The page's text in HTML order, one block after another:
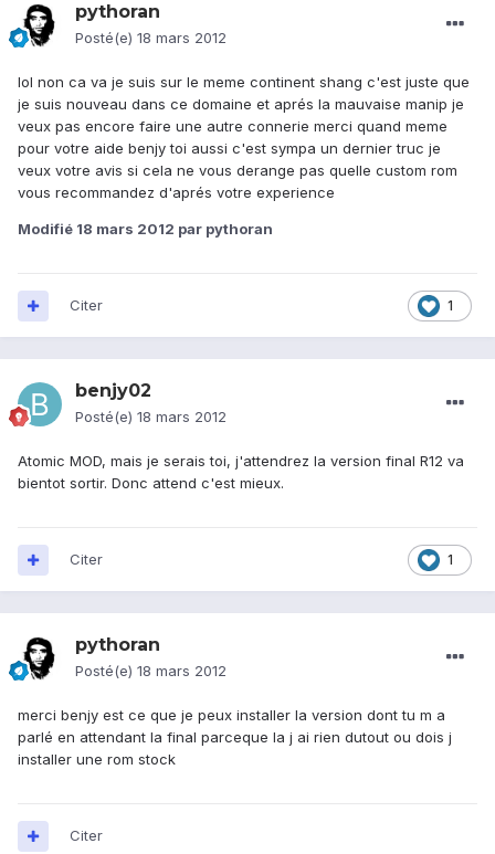
pythoran
Posté(e) 18 mars 2012
lol non ca va je suis sur le meme continent shang c'est juste que
je suis nouveau dans ce domaine et aprés la mauvaise manip je
veux pas encore faire une autre connerie merci quand meme
pour votre aide benjy toi aussi c'est sympa un dernier truc je
veux votre avis si cela ne vous derange pas quelle custom rom
vous recommandez d'aprés votre experience
Modifié 18 mars 2012 par pythoran
1
Citer
benjy02
Posté(e) 18 mars 2012
Atomic MOD, mais je serais toi, j'attendrez la version final R12 va
bientot sortir. Donc attend c'est mieux.
1
Citer
pythoran
Posté(e) 18 mars 2012
merci benjy est ce que je peux installer la version dont tu m a
parlé en attendant la final parceque la j ai rien dutout ou dois j
installer une rom stock
Citer